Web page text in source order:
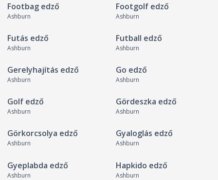
Footbag edző
Ashburn
Footgolf edző
Ashburn
Futás edző
Ashburn
Futball edző
Ashburn
Gerelyhajítás edző
Ashburn
Go edző
Ashburn
Golf edző
Ashburn
Gördeszka edző
Ashburn
Görkorcsolya edző
Ashburn
Gyaloglás edző
Ashburn
Gyeplabda edző
Ashburn
Hapkido edző
Ashburn